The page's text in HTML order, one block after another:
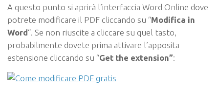
A questo punto si aprirà l’interfaccia Word Online dove
potrete modificare il PDF cliccando su “Modifica in
Word“. Se non riuscite a cliccare su quel tasto,
probabilmente dovete prima attivare l’apposita
estensione cliccando su “Get the extension”: